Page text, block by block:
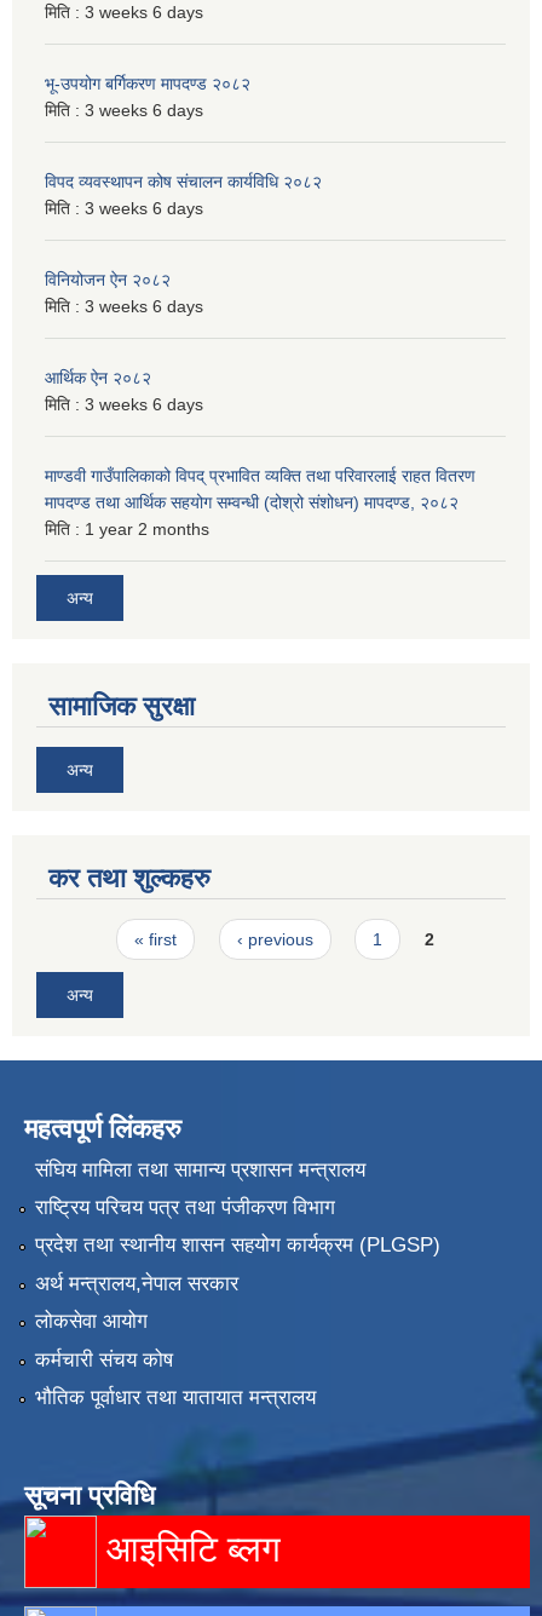
मिति : 3 weeks 6 days
भू-उपयोग बर्गिकरण मापदण्ड २०८२
मिति : 3 weeks 6 days
विपद व्यवस्थापन कोष संचालन कार्यविधि २०८२
मिति : 3 weeks 6 days
विनियोजन ऐन २०८२
मिति : 3 weeks 6 days
आर्थिक ऐन २०८२
मिति : 3 weeks 6 days
माण्डवी गाउँपालिकाको विपद् प्रभावित व्यक्ति तथा परिवारलाई राहत वितरण
मापदण्ड तथा आर्थिक सहयोग सम्वन्धी (दोश्रो संशोधन) मापदण्ड, २०८२
मिति : 1 year 2 months
अन्य
सामाजिक सुरक्षा
अन्य
कर तथा शुल्कहरु
Pages« first ‹ previous 1 2
अन्य
महत्वपूर्ण लिंकहरु
संघिय मामिला तथा सामान्य प्रशासन मन्त्रालय
राष्ट्रिय परिचय पत्र तथा पंजीकरण विभाग
प्रदेश तथा स्थानीय शासन सहयोग कार्यक्रम (PLGSP)
अर्थ मन्त्रालय,नेपाल सरकार
लोकसेवा आयोग
कर्मचारी संचय कोष
भौतिक पूर्वाधार तथा यातायात मन्त्रालय
सूचना प्रविधि
आइसिटि ब्लग